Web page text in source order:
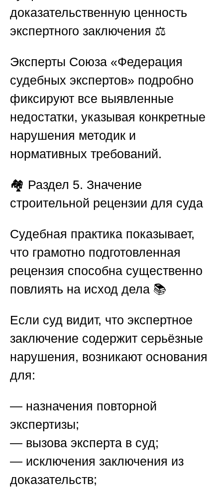
доказательственную ценность
экспертного заключения ⚖️
Эксперты Союза «Федерация
судебных экспертов» подробно
фиксируют все выявленные
недостатки, указывая конкретные
нарушения методик и
нормативных требований.
🏘️ Раздел 5. Значение
строительной рецензии для суда
Судебная практика показывает,
что грамотно подготовленная
рецензия способна существенно
повлиять на исход дела 📚
Если суд видит, что экспертное
заключение содержит серьёзные
нарушения, возникают основания
для:
— назначения повторной
экспертизы;
— вызова эксперта в суд;
— исключения заключения из
доказательств;